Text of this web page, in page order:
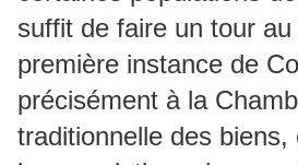
suffit de faire un tour
première instance de
précisément à la
traditionnelle des biens,